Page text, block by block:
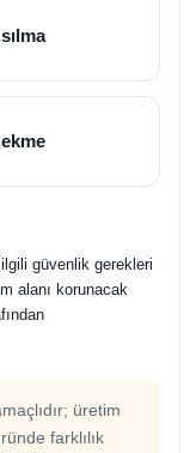
ilgili güvenlik gerekleri
alanı korunacak
üretim
farklılık